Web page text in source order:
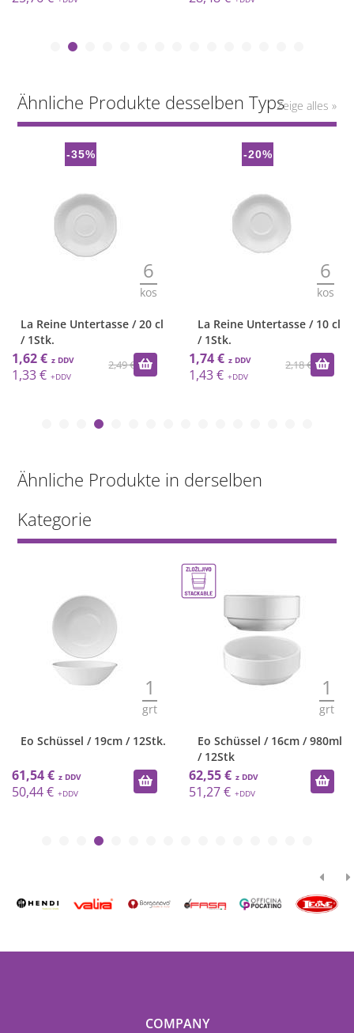
Ähnliche Produkte desselben TypsZeige alles »
-35%
6
kos
La Reine Untertasse / 20 cl
/ 1Stk.
2,49 €
1,62 €
1,33 €
-20%
6
kos
La Reine Untertasse / 10 cl
/ 1Stk.
2,18 €
1,74 €
1,43 €
Ähnliche Produkte in derselben
Kategorie
1
grt
Eo Schüssel / 19cm / 12Stk.
61,54 €
50,44 €
1
grt
Eo Schüssel / 16cm / 980ml
/ 12Stk
62,55 €
51,27 €
COMPANY